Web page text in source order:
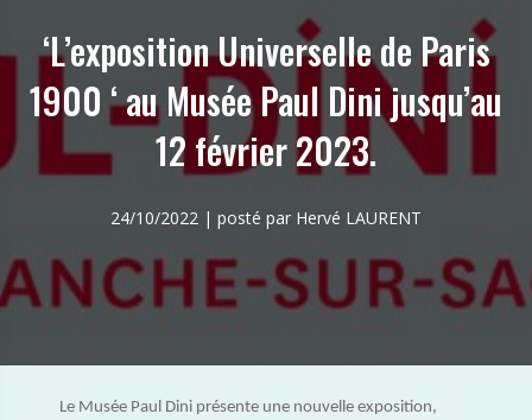
‘L’exposition Universelle de Paris
1900 ‘ au Musée Paul Dini jusqu’au
12 février 2023.
24/10/2022 | posté par Hervé LAURENT
Le Musée Paul Dini présente une nouvelle exposition,